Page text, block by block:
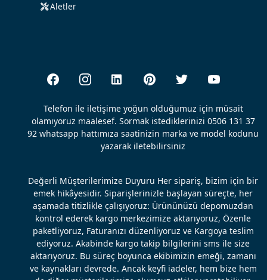
Aletler
Telefon ile iletişime yoğun olduğumuz için müsait
olamıyoruz maalesef. Sormak istediklerinizi 0506 131 37
92 whatsapp hattımıza saatinizin marka ve model kodunu
yazarak iletebilirsiniz
Değerli Müşterilerimize Duyuru Her sipariş, bizim için bir
emek hikâyesidir. Siparişlerinizle başlayan süreçte, her
aşamada titizlikle çalışıyoruz: Ürününüzü depomuzdan
kontrol ederek kargo merkezimize aktarıyoruz, Özenle
paketliyoruz, Faturanızı düzenliyoruz ve Kargoya teslim
ediyoruz. Akabinde kargo takip bilgilerini sms ile size
aktarıyoruz. Bu süreç boyunca ekibimizin emeği, zamanı
ve kaynakları devrede. Ancak keyfi iadeler, hem bize hem